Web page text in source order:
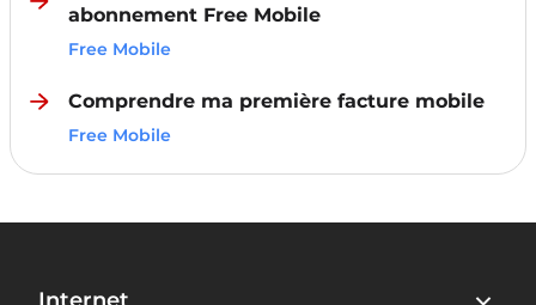
abonnement Free Mobile
Free Mobile
Comprendre ma première facture mobile
Free Mobile